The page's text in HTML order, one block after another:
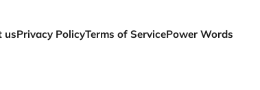
usPrivacy PolicyTerms of ServicePower Words